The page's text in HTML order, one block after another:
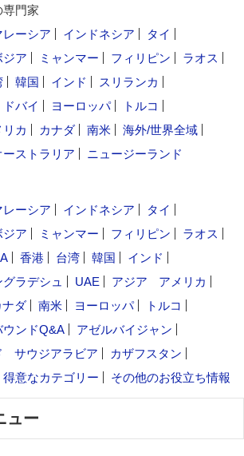
門家
レーシア インドネシア
タイ
ジア ミャンマー フィリピン
ラオス
韓国 インド
スリランカ
ドバイ ヨーロッパ
トルコ
リカ カナダ 南米
海外/世界全域
ーストラリア ニュージーランド
レーシア インドネシア
タイ
ジア ミャンマー フィリピン
ラオス
香港 台湾 韓国
インド
ラデシュ UAE アジア
アメリカ
ナダ 南米 ヨーロッパ
トルコ
ウンドQ&A
アゼルバイジャン
サウジアラビア
カザフスタン
得意なカテゴリー その他のお役立ち情報
ュー